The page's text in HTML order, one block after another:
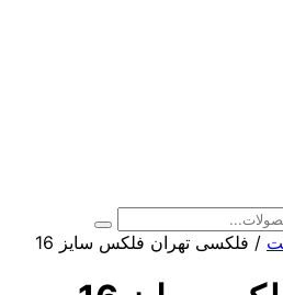
/ فلکسی تهران فلکس سایز 16